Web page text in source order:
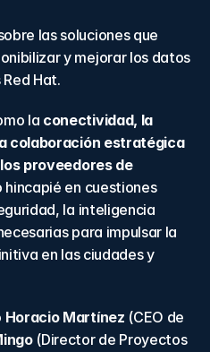
las soluciones que
y mejorar los datos
Hat.
la conectividad, la
colaboración estratégica
proveedores de
hincapié en cuestiones
la inteligencia
para impulsar la
en las ciudades y
Horacio Martínez (CEO de
(Director de Proyectos